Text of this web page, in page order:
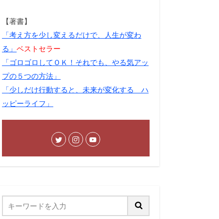
【著書】
「考え方を少し変えるだけで、人生が変わ
る」 ベストセラー
「ゴロゴロしてＯＫ！それでも、やる気アッ
プの５つの方法」
「少しだけ行動すると、未来が変化する ハ
ッピーライフ」